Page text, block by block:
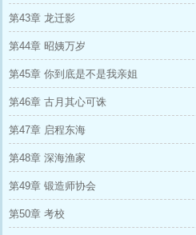
第43章 龙迁影
第44章 昭姨万岁
第45章 你到底是不是我亲姐
第46章 古月其心可诛
第47章 启程东海
第48章 深海渔家
第49章 锻造师协会
第50章 考校